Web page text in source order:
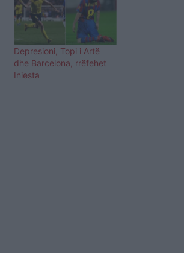
Depresioni, Topi i Artë
dhe Barcelona, rrëfehet
Iniesta